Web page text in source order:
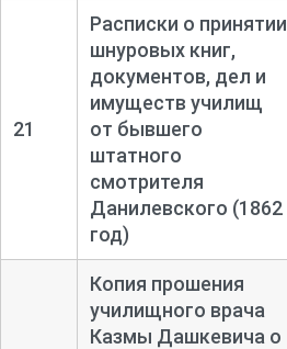
21
Расписки о принятии
шнуровых книг,
документов, дел и
имуществ училищ
от бывшего
штатного
смотрителя
Данилевского (1862
год)
Копия прошения
училищного врача
Казмы Дашкевича о